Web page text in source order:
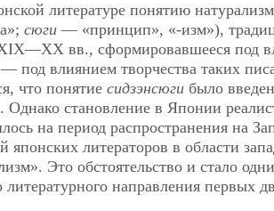
литературе понятию
сюги — «принцип», «-изм»),
вв., сформировавшееся под
— под влиянием творчества таких
что понятие сидзэнсюги было
Однако становление в Японии
на период распространения на
японских литераторов в области
Это обстоятельство и стало
литературного направления первых